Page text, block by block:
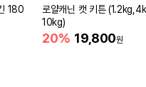
180
로얄캐닌 캣 키튼
10kg)
20% 19,800원